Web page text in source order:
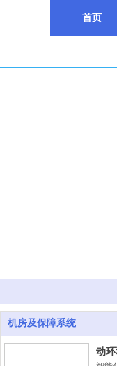
首页
机房及保障系统
动